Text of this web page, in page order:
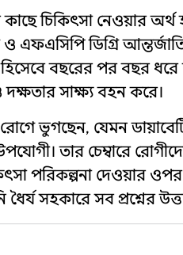
চিকিৎসা নেওয়ার
এফএসিপি ডিগ্রি
বছরের পর বছর ধরে
সাক্ষ্য বহন করে।
ভুগছেন, যেমন
তার চেম্বারে
পরিকল্পনা দেওয়ার
ধৈর্য সহকারে সব প্রশ্নের